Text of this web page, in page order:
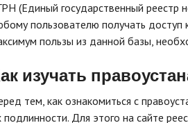
(Единый государственный
пользователю получать
пользы из данной базы,
изучать
тем, как ознакомиться с
подлинности. Для этого на сайте